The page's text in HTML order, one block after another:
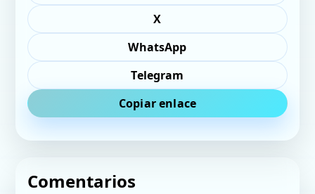
X
WhatsApp
Telegram
Copiar enlace
Comentarios